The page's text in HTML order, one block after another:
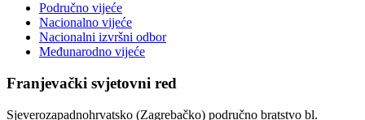
Područno vijeće
Nacionalno vijeće
Nacionalni izvršni odbor
Međunarodno vijeće
Franjevački svjetovni red
Sjeverozapadnohrvatsko (Zagrebačko) područno bratstvo bl.